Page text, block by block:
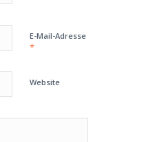
E-Mail-Adresse
*
Website